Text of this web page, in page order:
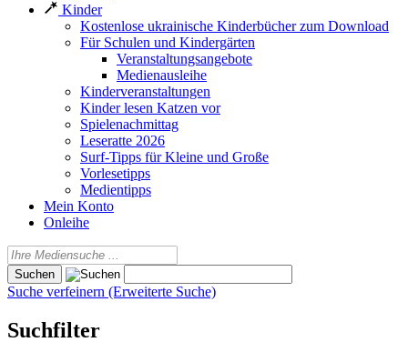
Kinder
Kostenlose ukrainische Kinderbücher zum Download
Für Schulen und Kindergärten
Veranstaltungsangebote
Medienausleihe
Kinderveranstaltungen
Kinder lesen Katzen vor
Spielenachmittag
Leseratte 2026
Surf-Tipps für Kleine und Große
Vorlesetipps
Medientipps
Mein Konto
Onleihe
Suche verfeinern (Erweiterte Suche)
Suchfilter